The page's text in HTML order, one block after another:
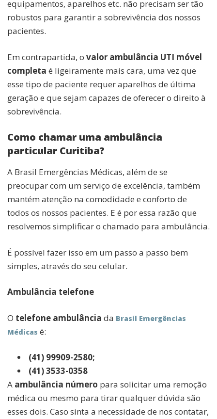
equipamentos, aparelhos etc. não precisam ser tão
robustos para garantir a sobrevivência dos nossos
pacientes.
Em contrapartida, o valor ambulância UTI móvel
completa é ligeiramente mais cara, uma vez que
esse tipo de paciente requer aparelhos de última
geração e que sejam capazes de oferecer o direito à
sobrevivência.
Como chamar uma ambulância
particular Curitiba?
A Brasil Emergências Médicas, além de se
preocupar com um serviço de excelência, também
mantém atenção na comodidade e conforto de
todos os nossos pacientes. E é por essa razão que
resolvemos simplificar o chamado para ambulância.
É possível fazer isso em um passo a passo bem
simples, através do seu celular.
Ambulância telefone
O telefone ambulância da Brasil Emergências
Médicas é:
(41) 99909-2580;
(41) 3533-0358
A ambulância número para solicitar uma remoção
médica ou mesmo para tirar qualquer dúvida são
esses dois. Caso sinta a necessidade de nos contatar,